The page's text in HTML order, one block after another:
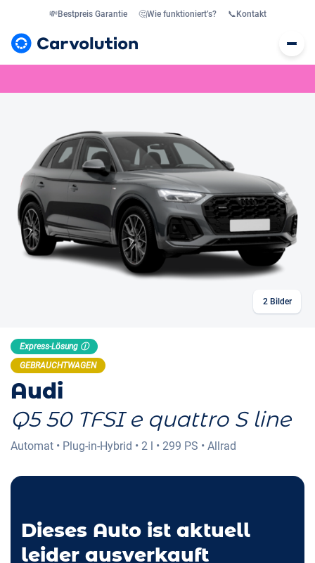
💸Bestpreis Garantie 🤔Wie funktioniert’s? 📞 Kontakt
2Bilder
Express-Lösung ⓘ
GEBRAUCHTWAGEN
Audi
Q5 50 TFSI e quattro S line
Automat • Plug-in-Hybrid • 2 l • 299 PS • Allrad
Dieses Auto ist aktuell
leider ausverkauft